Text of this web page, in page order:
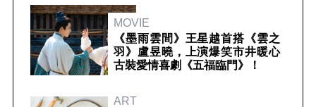
MOVIE
《墨雨雲間》王星越首搭《雲之
羽》盧昱曉，上演爆笑市井暖心
古裝愛情喜劇《五福臨門》！
ART